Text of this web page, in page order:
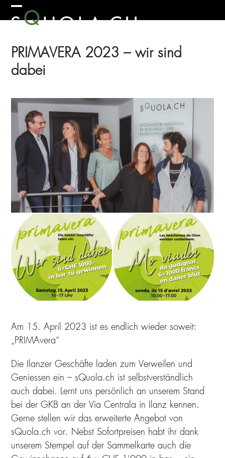
Skip
to Open
menu
Close
menu
PRIMAVERA 2023 – wir sind
dabei
Am 15. April 2023 ist es endlich wieder soweit:
„PRIMAvera“
Die Ilanzer Geschäfte laden zum Verweilen und
Geniessen ein – sQuola.ch ist selbstverständlich
auch dabei. Lernt uns persönlich an unserem Stand
bei der GKB an der Via Centrala in Ilanz kennen.
Gerne stellen wir das erweiterte Angebot von
sQuola.ch vor. Nebst Sofortpreisen habt ihr dank
unserem Stempel auf der Sammelkarte auch die